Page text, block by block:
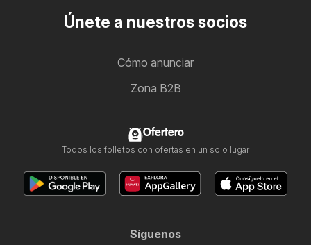
Únete a nuestros socios
Cómo anunciar
Zona B2B
Ofertero
Todos los folletos con ofertas en un solo lugar
Síguenos